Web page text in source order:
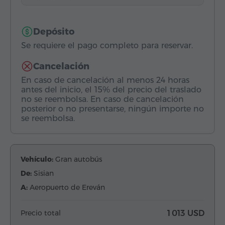
Depósito
Se requiere el pago completo para reservar.
Cancelación
En caso de cancelación al menos 24 horas
antes del inicio, el 15% del precio del traslado
no se reembolsa. En caso de cancelación
posterior o no presentarse, ningún importe no
se reembolsa.
Vehículo: Gran autobús
De: Sisian
A: Aeropuerto de Ereván
Precio total 1 013 USD